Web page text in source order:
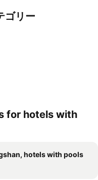
ゴリー
for hotels with
hotels with pools